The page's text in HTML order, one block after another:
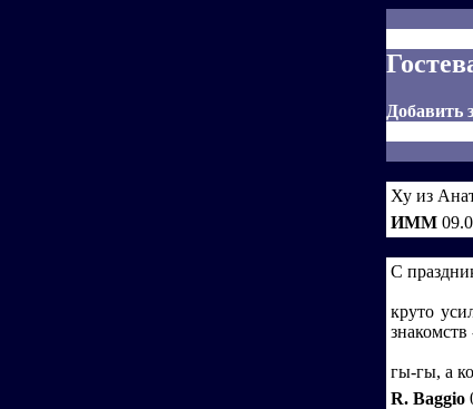
Добавить
Ху из
ИММ
С
круто
гы-гы, а
R. Baggio